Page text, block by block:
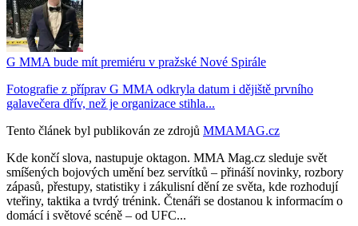
G MMA bude mít premiéru v pražské Nové Spirále
Fotografie z příprav G MMA odkryla datum i dějiště prvního
galavečera dřív, než je organizace stihla...
Tento článek byl publikován ze zdrojů MMAMAG.cz
Kde končí slova, nastupuje oktagon. MMA Mag.cz sleduje svět
smíšených bojových umění bez servítků – přináší novinky, rozbory
zápasů, přestupy, statistiky i zákulisní dění ze světa, kde rozhodují
vteřiny, taktika a tvrdý trénink. Čtenáři se dostanou k informacím o
domácí i světové scéně – od UFC...